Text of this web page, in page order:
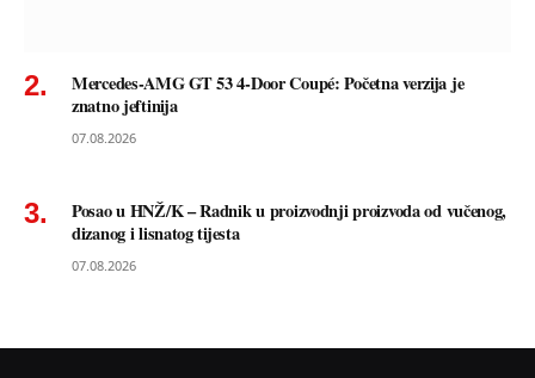
Mercedes-AMG GT 53 4-Door Coupé: Početna verzija je
znatno jeftinija
07.08.2026
Posao u HNŽ/K – Radnik u proizvodnji proizvoda od vučenog,
dizanog i lisnatog tijesta
07.08.2026